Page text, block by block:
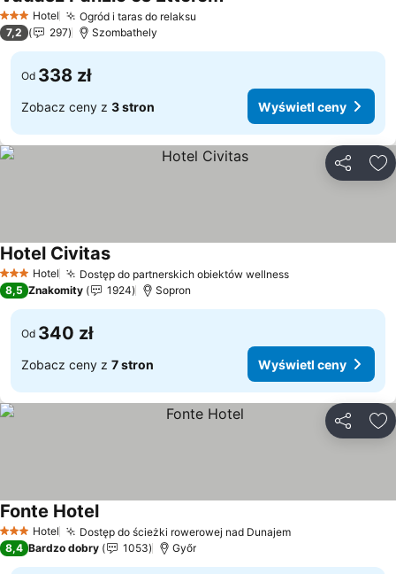
3 Kategoria
Hotel Ogród i taras do relaksu
7,2 297 Szombathely
Od 338 zł
Zobacz ceny z 3 stron Wyświetl ceny
3 Kategoria
Hotel Dostęp do partnerskich obiektów wellnessWyświetl ceny
Hotel CivitasWyświetl ceny
8,5 Znakomity 1924 Sopron
Od 340 zł
Zobacz ceny z 7 stron Wyświetl ceny
3 Kategoria
Hotel Dostęp do ścieżki rowerowej nad DunajemWyświetl ceny
Fonte HotelWyświetl ceny
8,4 Bardzo dobry 1053 Győr